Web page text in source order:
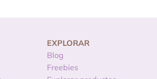
EXPLORAR
Blog
Freebies